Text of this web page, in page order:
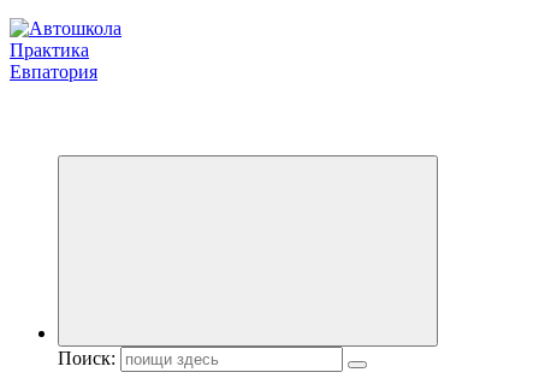
Поиск: